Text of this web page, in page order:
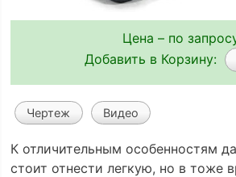
Цена – по
Добавить в Корзину:
Чертеж Видео
К отличительным особенностям
стоит отнести легкую, но в тоже